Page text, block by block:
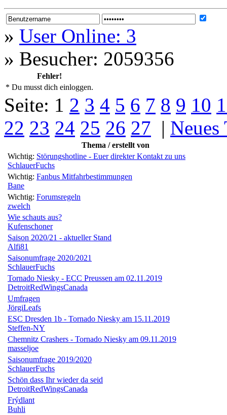
» User Online: 3
» Besucher: 2059356
Fehler!
* Du musst dich einloggen.
Seite: 1 2 3 4 5 6 7 8 9 10
22 23 24 25 26 27 | Neues
Thema / erstellt von
Wichtig: Störungshotline - Euer direkter Kontakt zu uns
SchlauerFuchs
Wichtig: Fanbus Mitfahrbestimmungen
Bane
Wichtig: Forumsregeln
zwelch
Wie schauts aus?
Kufenschoner
Saison 2020/21 - aktueller Stand
Alfi81
Saisonumfrage 2020/2021
SchlauerFuchs
Tornado Niesky - ECC Preussen am 02.11.2019
DetroitRedWingsCanada
Umfragen
JörgiLeafs
ESC Dresden 1b - Tornado Niesky am 15.11.2019
Steffen-NY
Chemnitz Crashers - Tornado Niesky am 09.11.2019
masseljoe
Saisonumfrage 2019/2020
SchlauerFuchs
Schön dass Ihr wieder da seid
DetroitRedWingsCanada
Frýdlant
Buhli